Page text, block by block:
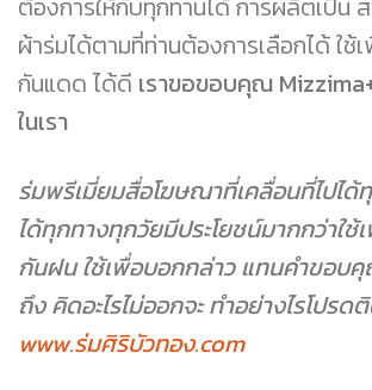
ผ้าร่มได้ตามที่ท่านต้องการเลือกได้ ใช้
กันแดด ได้ดี เราขอขอบคุณ
ในเรา
ร่มพรีเมี่ยมสื่อโฆษณาที่เคลื่อนที่ไปไ
ได้ทุกทางทุกวัยมีประโยชน์มากกว่าใ
กันฝน ใช้เพื่อบอกกล่าว แทนคำขอบ
ถึง คิดอะไรไม่ออกจะ ทำอย่างไรโปรด
www.ร่มศิริบัวทอง.com